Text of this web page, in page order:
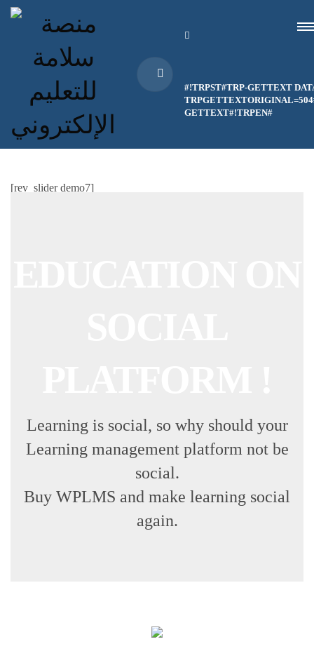
#!TRPST#TRP-GETTEXT
GETTEXT#!TRPEN#
[rev_slider demo7]
Learning is social, so why should your
Learning management platform not be
social.
Buy WPLMS and make learning social
again.